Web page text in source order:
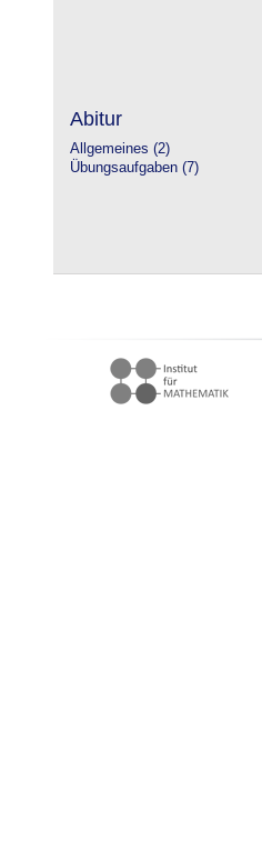
Abitur
Allgemeines (2)
Übungsaufgaben (7)